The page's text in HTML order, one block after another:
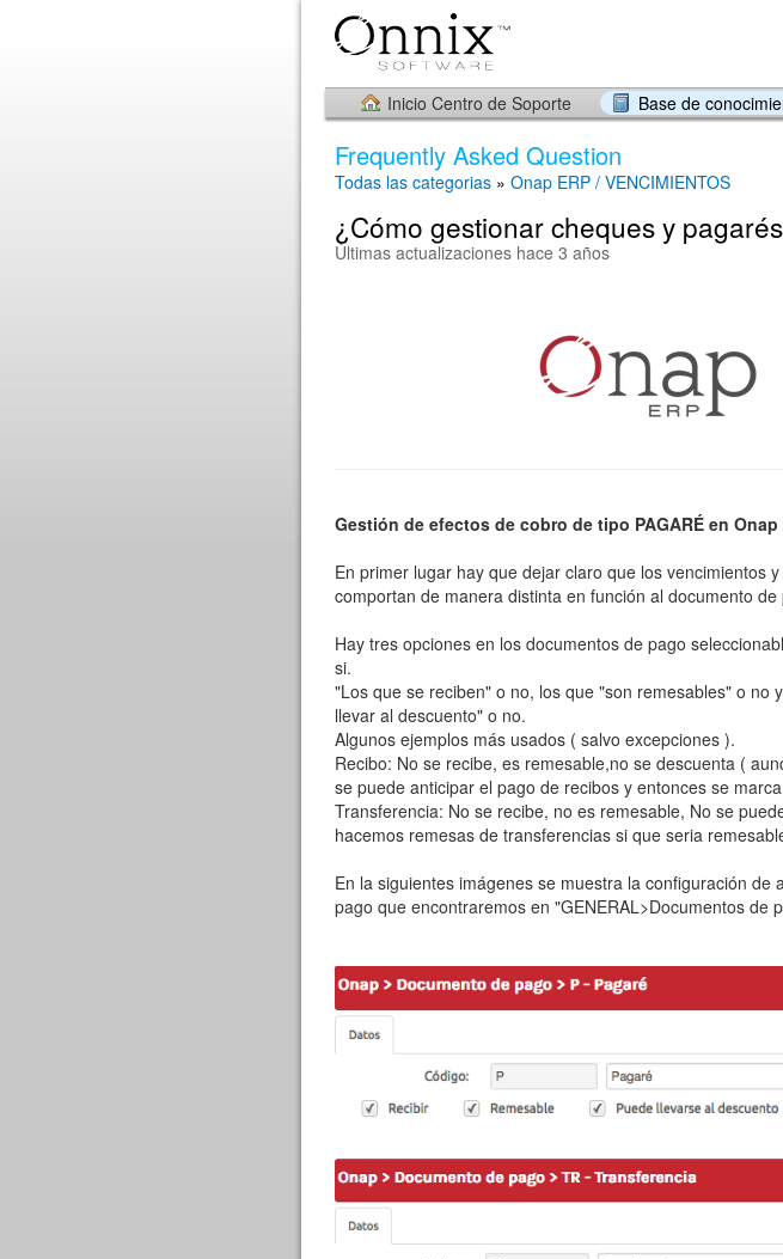
Inicio Centro de Soporte Base de
Frequently Asked Question
Todas las categorias » Onap ERP / VENCIMIENTOS
¿Cómo gestionar cheques y
Últimas actualizaciones hace 3 años
Gestión de efectos de cobro de tipo PAGARÉ en Onap
En primer lugar hay que dejar claro que los vencimientos
comportan de manera distinta en función al documento de
Hay tres opciones en los documentos de pago
si.
"Los que se reciben" o no, los que "son remesables" o no
llevar al descuento" o no.
Algunos ejemplos más usados ( salvo excepciones ).
Recibo: No se recibe, es remesable,no se descuenta (
se puede anticipar el pago de recibos y entonces se
Transferencia: No se recibe, no es remesable, No se
hacemos remesas de transferencias si que seria
En la siguientes imágenes se muestra la configuración de
pago que encontraremos en "GENERAL>Documentos de